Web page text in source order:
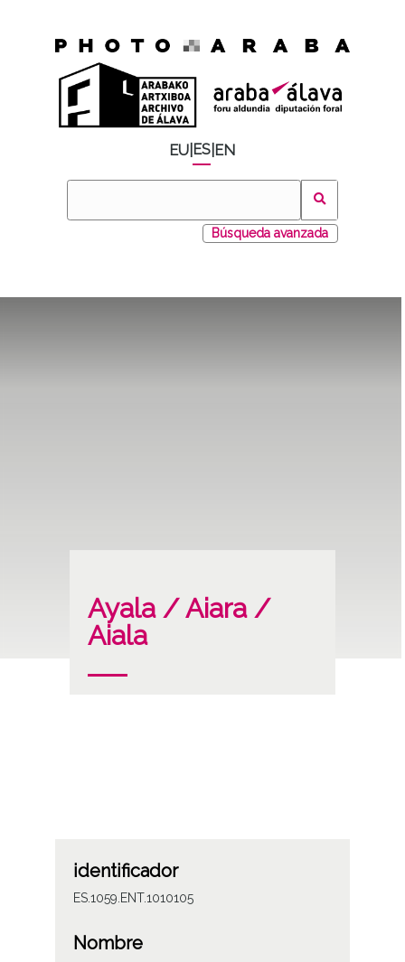
EU ES EN
Búsqueda avanzada
Ayala / Aiara /
Aiala
identificador
ES.1059.ENT.1010105
Nombre